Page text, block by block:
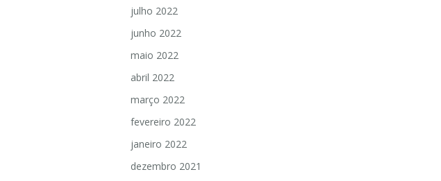
julho 2022
junho 2022
maio 2022
abril 2022
março 2022
fevereiro 2022
janeiro 2022
dezembro 2021